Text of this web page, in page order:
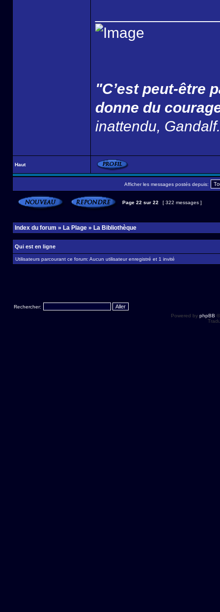
"C’est peut-être
donne du
inattendu, Gandalf.
Haut
Afficher les messages postés depuis:
Page 22 sur 22 [ 322 messages ]
Index du forum » La Plage » La Bibliothèque
Qui est en ligne
Utilisateurs parcourant ce forum: Aucun utilisateur enregistré et 1 invité
Rechercher:
Powered by phpBB